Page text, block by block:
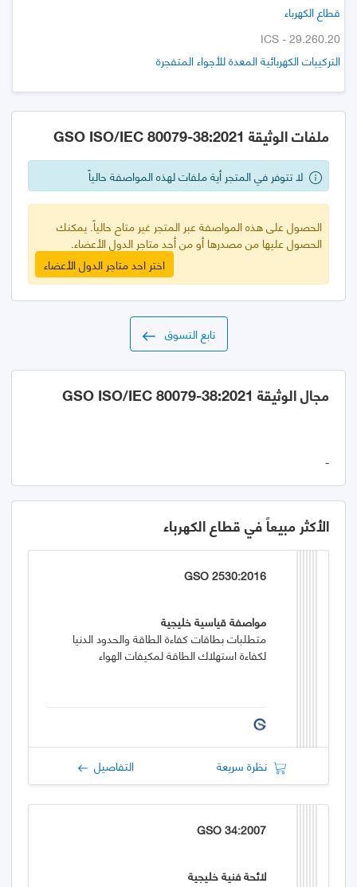
قطاع الكهرباء
ICS - 29.260.20
التركيبات الكهربائية المعدة للأجواء المتفجرة
ملفات الوثيقة GSO ISO/IEC 80079-38:2021
لا تتوفر في المتجر أية ملفات لهذه المواصفة حالياً
الحصول على هذه المواصفة عبر المتجر غير متاح حالياً. يمكنك
الحصول عليها من مصدرها أو من أحد متاجر الدول الأعضاء.
اختر احد متاجر الدول الأعضاء
تابع التسوق
مجال الوثيقة GSO ISO/IEC 80079-38:2021
-
الأكثر مبيعاً في قطاع الكهرباء
GSO 2530:2016
مواصفة قياسية خليجية
متطلبات بطاقات كفاءة الطاقة والحدود الدنيا
لكفاءة استهلاك الطاقة لمكيفات الهواء
نظرة سريعة التفاصيل
GSO 34:2007
لائحة فنية خليجية